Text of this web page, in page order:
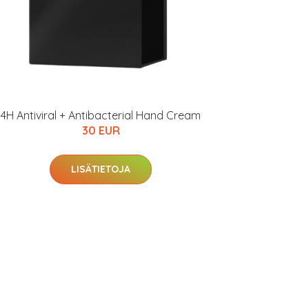
4H Antiviral + Antibacterial Hand Cream
30 EUR
LISÄTIETOJA